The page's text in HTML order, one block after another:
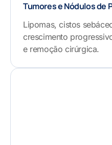
Tumores e Nódulos de
Lipomas, cistos
crescimento
e remoção cirúrgica.